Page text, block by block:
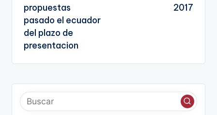
propuestas
pasado el ecuador
del plazo de
presentacion
2017